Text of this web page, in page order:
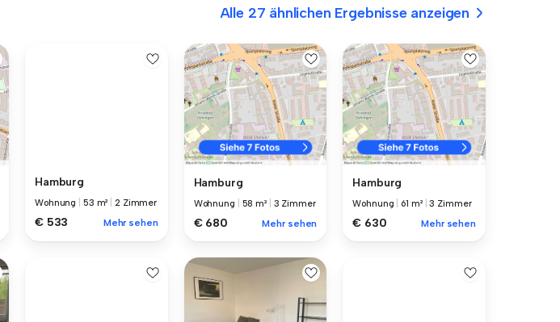
Alle 27 ähnlichen Ergebnisse anzeigen
Hamburg
Wohnung 53 m² 2 Zimmer
€ 533 Mehr sehen
Hamburg
Wohnung 58 m² 3 Zimmer
€ 680 Mehr sehen
Hamburg
Wohnung 61 m² |3 Zimmer
€ 630 Mehr sehen